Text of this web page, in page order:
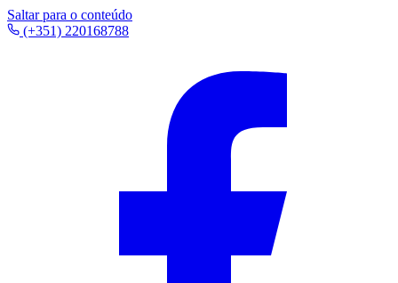
Saltar para o conteúdo
(+351) 220168788